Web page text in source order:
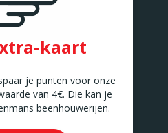
kaart
je punten voor onze
van 4€. Die kan je
beenhouwerijen.